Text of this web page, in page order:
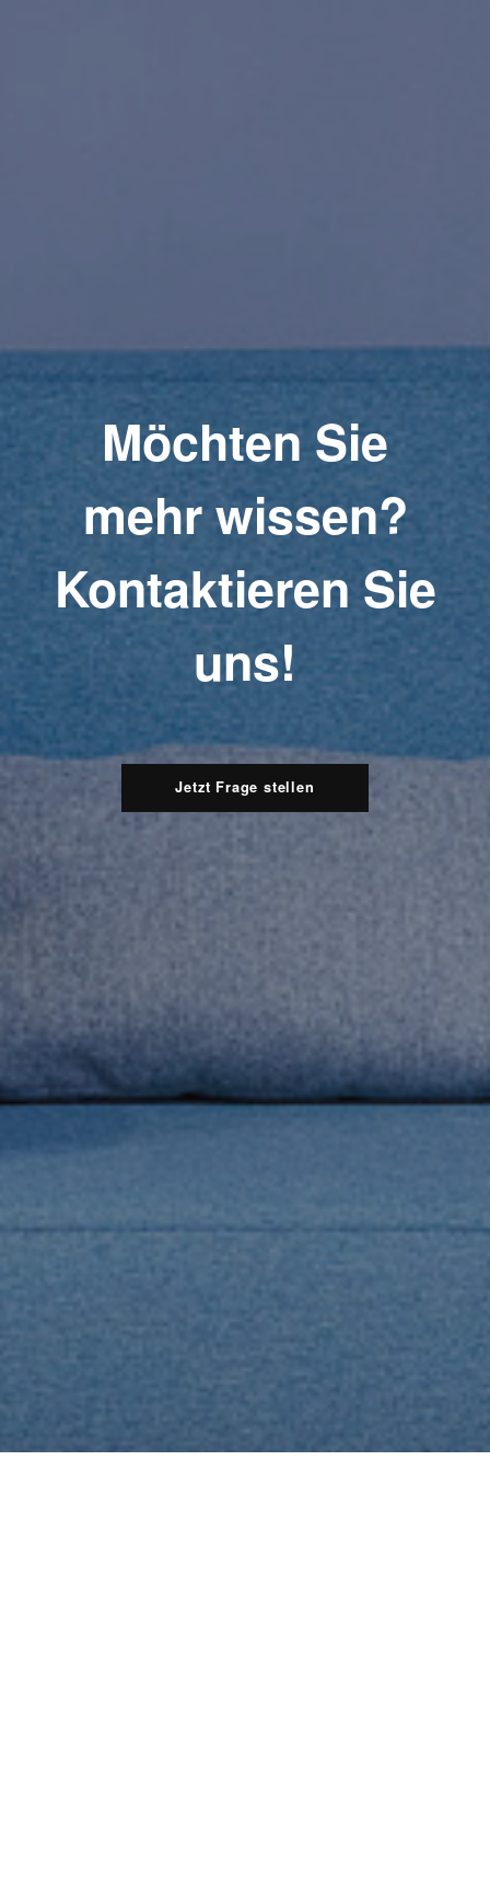
Möchten Sie
mehr wissen?
Kontaktieren Sie
uns!
Jetzt Frage stellen